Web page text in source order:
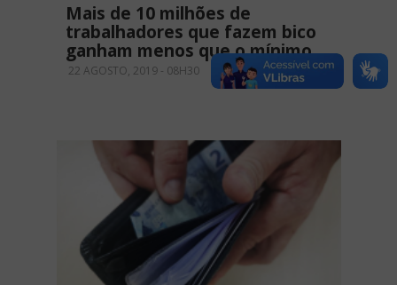
Mais de 10 milhões de
trabalhadores que fazem bico
ganham menos que o mínimo
22 AGOSTO, 2019 - 08H30